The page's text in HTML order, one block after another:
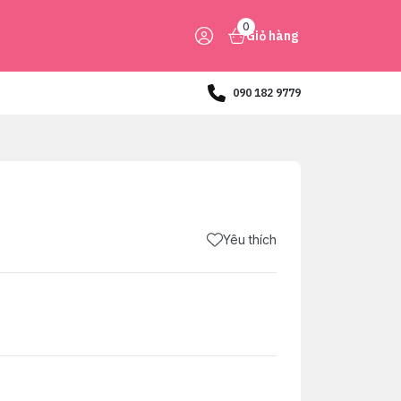
0
Giỏ hàng
090 182 9779
Yêu thích